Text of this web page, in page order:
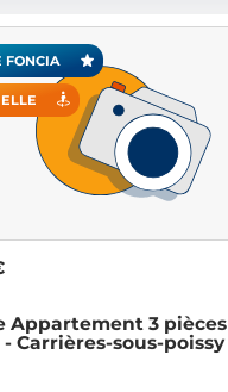
FONCIA
Appartement 3 pièces
- Carrières-sous-poissy